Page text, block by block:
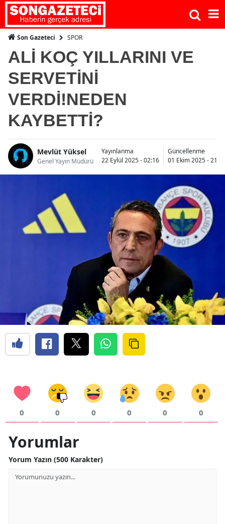
Son Gazeteci SPOR
ALİ KOÇ YILLARINI VE
SERVETİNİ
VERDİ!NEDEN
KAYBETTİ?
Mevlüt Yüksel
Genel Yayın Müdürü
Yayınlanma
22 Eylül 2025 - 02:16
Güncellenme
01 Ekim 2025 -
0 0 0 0 0 0
Yorumlar
Yorum Yazın (500 Karakter)